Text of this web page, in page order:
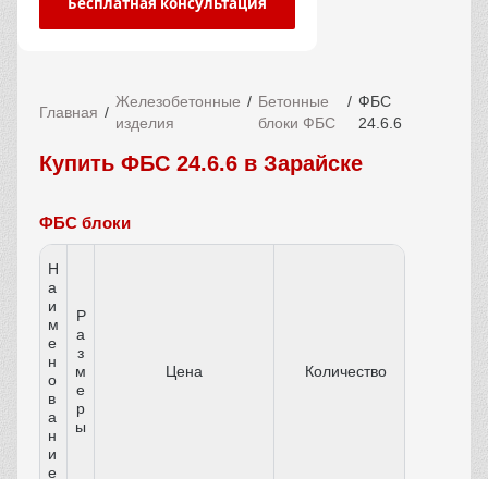
Главная
Железобетонные
изделия
Бетонные
блоки ФБС
ФБС
24.6.6
Купить ФБС 24.6.6 в Зарайске
ФБС блоки
Н
а
и
м
е
н
о
в
а
н
и
е
Р
а
з
м
е
р
ы
Цена Количество